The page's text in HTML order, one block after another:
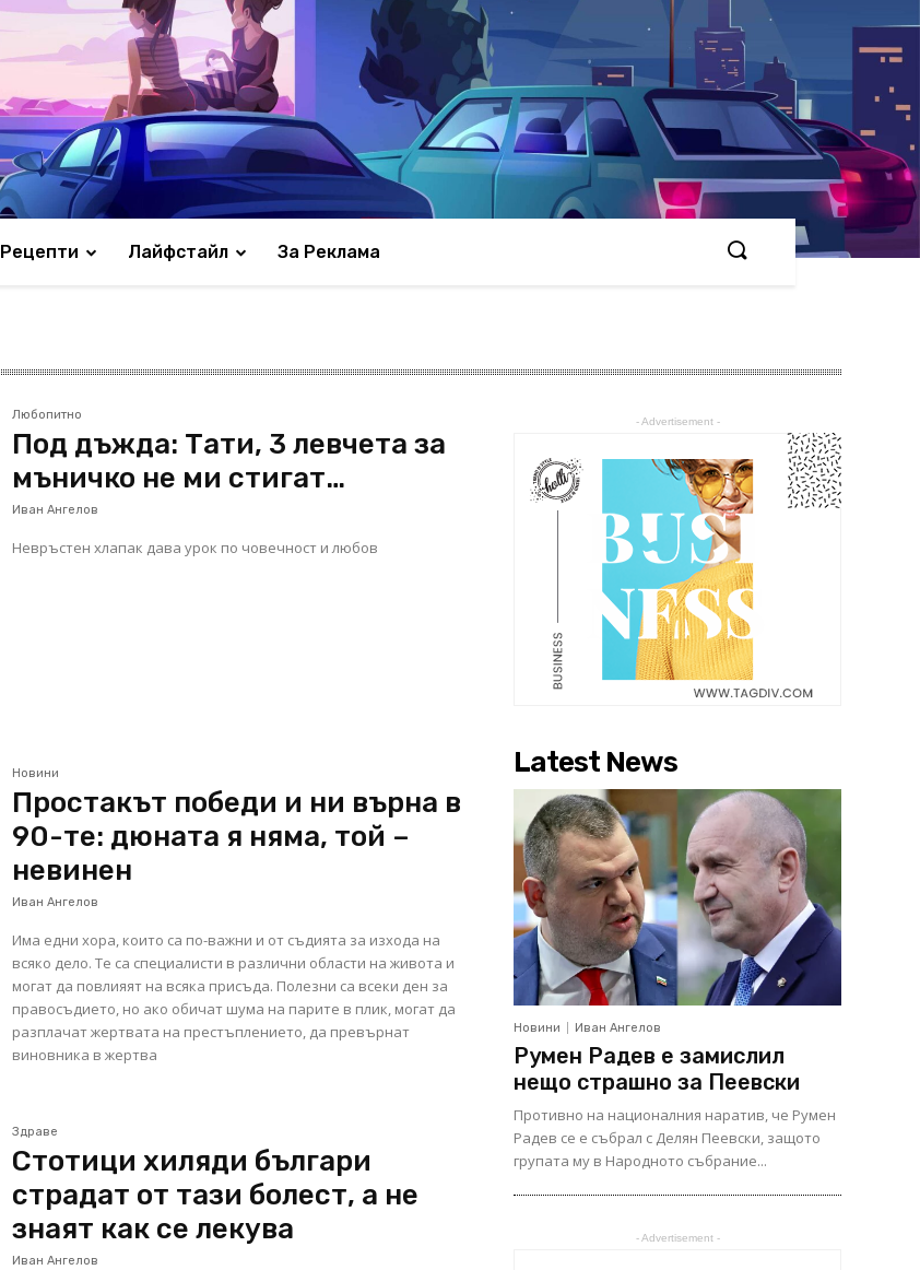
Рецепти Лайфстайл За Реклама
Любопитно
Под дъжда: Тати, 3 левчета за
мъничко не ми стигат…
Иван Ангелов
Невръстен хлапак дава урок по човечност и любов
Новини
Простакът победи и ни върна в
90-те: дюната я няма, той –
невинен
Иван Ангелов
Има едни хора, които са по-важни и от съдията за изхода на
всяко дело. Те са специалисти в различни области на живота и
могат да повлияят на всяка присъда. Полезни са всеки ден за
правосъдието, но ако обичат шума на парите в плик, могат да
разплачат жертвата на престъплението, да превърнат
виновника в жертва
Здраве
Стотици хиляди българи
страдат от тази болест, а не
знаят как се лекува
Иван Ангелов
- Advertisement -
Latest News
Новини Иван Ангелов
Румен Радев е замислил
нещо страшно за Пеевски
Противно на националния наратив, че Румен
Радев се е събрал с Делян Пеевски, защото
групата му в Народното събрание...
- Advertisement -